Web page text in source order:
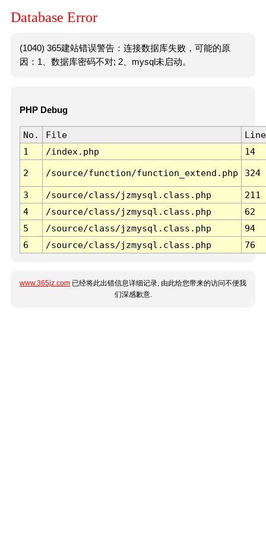
Database Error
(1040) 365建站错误警告：连接数据库失败，可能的原
因：1、数据库密码不对; 2、mysql未启动。
PHP Debug
No. File
Line
1
/index.php 14
2 /source/function/function_extend.php 324
3 /source/class/jzmysql.class.php
211
4
/source/class/jzmysql.class.php
62
5
/source/class/jzmysql.class.php
94
6
/source/class/jzmysql.class.php 76
www.365jz.com 已经将此出错信息详细记录, 由此给您带来的访问不便我
们深感歉意.